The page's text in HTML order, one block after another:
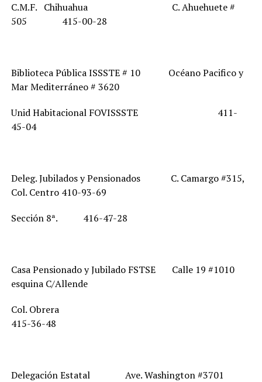
C.M.F. Chihuahua
C. Ahuehuete #
505 415-00-28
Biblioteca Pública ISSSTE # 10 Océano Pacifico y
Mar Mediterráneo # 3620
Unid Habitacional FOVISSSTE 411-
45-04
Deleg. Jubilados y Pensionados C. Camargo #315,
Col. Centro 410-93-69
Sección 8ª. 416-47-28
Casa Pensionado y Jubilado FSTSE Calle 19 #1010
esquina C/Allende
Col. Obrera
415-36-48
Delegación Estatal Ave. Washington #3701